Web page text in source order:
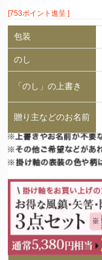
[753ポイント進呈 ]
包装
のし
「のし」の上書き
贈り主などのお名前